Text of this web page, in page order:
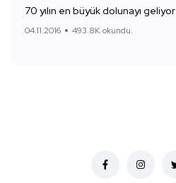
70 yılın en büyük dolunayı geliyor
04.11.2016 493.8K okundu.